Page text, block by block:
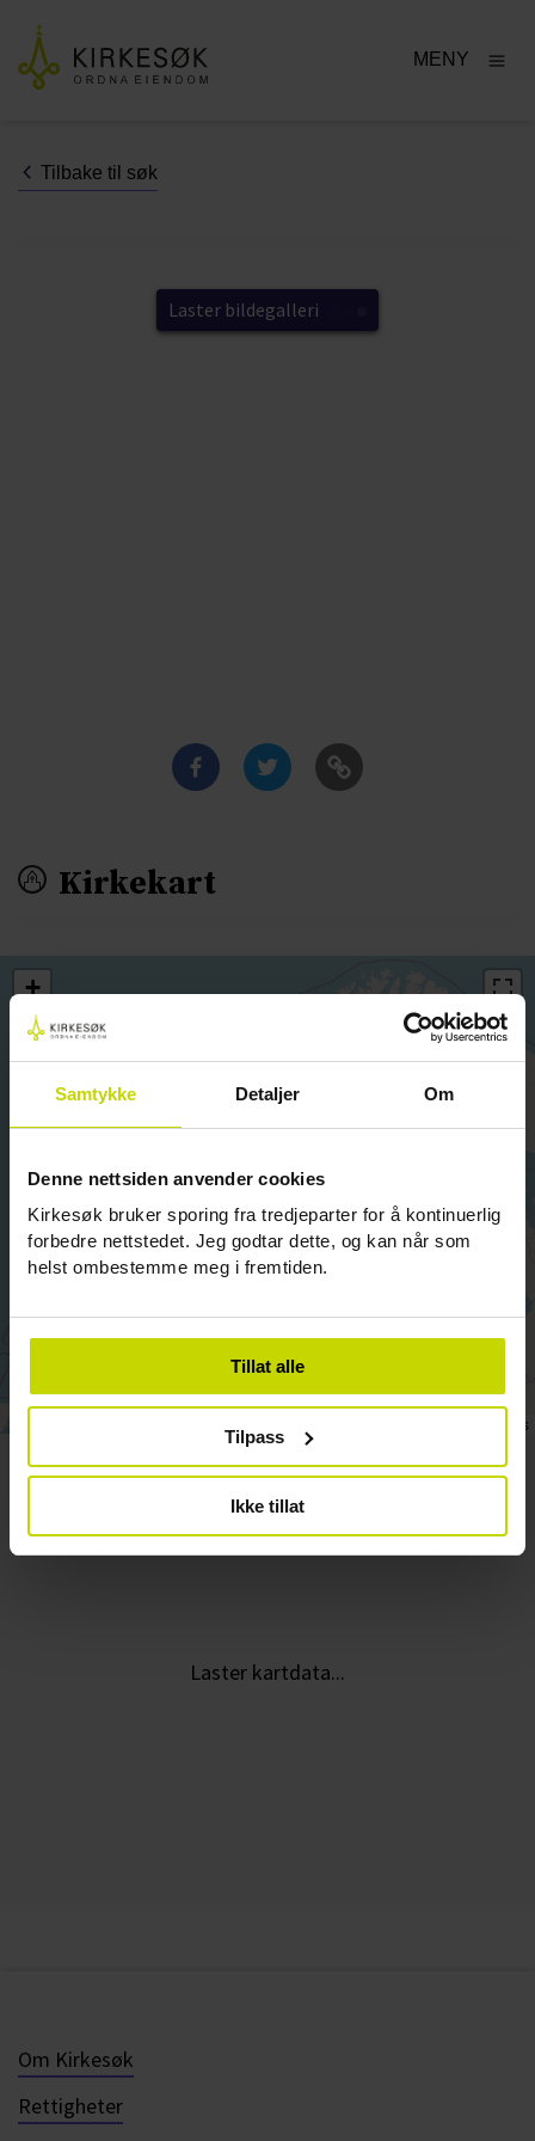
Samtykke Detaljer Om
Denne nettsiden anvender cookies
Kirkesøk bruker sporing fra tredjeparter for å kontinuerlig
forbedre nettstedet. Jeg godtar dette, og kan når som
helst ombestemme meg i fremtiden.
Tillat alle
Tilpass
Ikke tillat
MENY
Tilbake til søk
Laster bildegalleri
Kirkekart
+
−
contributors
Laster kartdata...
Om Kirkesøk
Rettigheter